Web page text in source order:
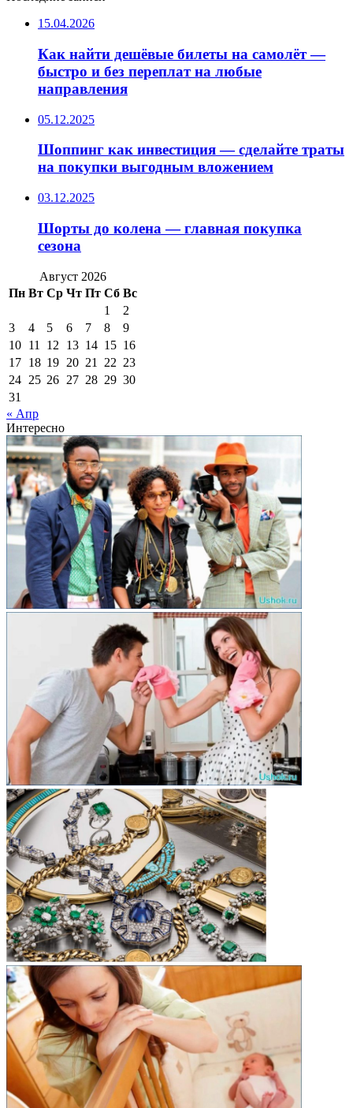
15.04.2026
Как найти дешёвые билеты на самолёт —
быстро и без переплат на любые
направления
05.12.2025
Шоппинг как инвестиция — сделайте траты
на покупки выгодным вложением
03.12.2025
Шорты до колена — главная покупка
сезона
Август 2026
Пн Вт Ср Чт Пт Сб Вс
1
2
3
4 5 6 7 8
9
10 11 12 13 14 15 16
17 18 19 20 21 22 23
24 25 26 27 28 29 30
31
« Апр
Интересно